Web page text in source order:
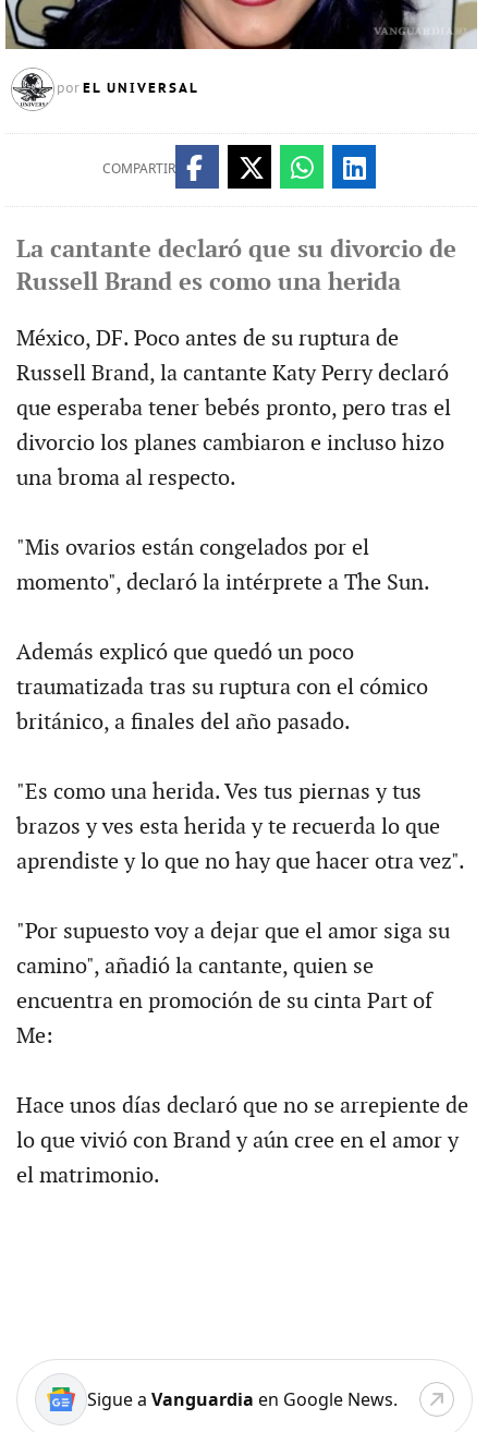
por EL UNIVERSAL
COMPARTIR
La cantante declaró que su divorcio de
Russell Brand es como una herida
México, DF. Poco antes de su ruptura de
Russell Brand, la cantante Katy Perry declaró
que esperaba tener bebés pronto, pero tras el
divorcio los planes cambiaron e incluso hizo
una broma al respecto.
"Mis ovarios están congelados por el
momento", declaró la intérprete a The Sun.
Además explicó que quedó un poco
traumatizada tras su ruptura con el cómico
británico, a finales del año pasado.
"Es como una herida. Ves tus piernas y tus
brazos y ves esta herida y te recuerda lo que
aprendiste y lo que no hay que hacer otra vez".
"Por supuesto voy a dejar que el amor siga su
camino", añadió la cantante, quien se
encuentra en promoción de su cinta Part of
Me:
Hace unos días declaró que no se arrepiente de
lo que vivió con Brand y aún cree en el amor y
el matrimonio.
Sigue a Vanguardia en Google News.